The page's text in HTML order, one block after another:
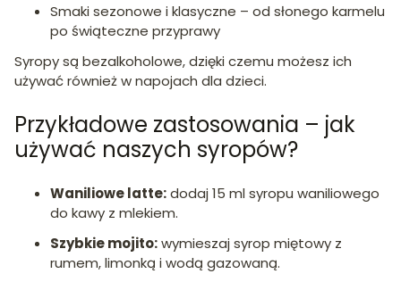
Smaki sezonowe i klasyczne – od słonego karmelu
po świąteczne przyprawy
Syropy są bezalkoholowe, dzięki czemu możesz ich
używać również w napojach dla dzieci.
Przykładowe zastosowania – jak
używać naszych syropów?
Waniliowe latte:dodaj 15 ml syropu waniliowego
do kawy z mlekiem.
Szybkie mojito:wymieszaj syrop miętowy z
rumem, limonką i wodą gazowaną.